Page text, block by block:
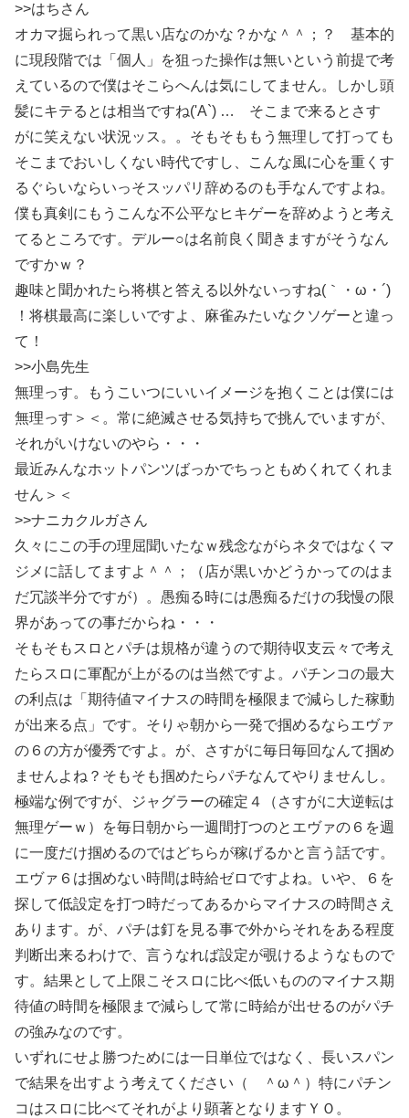
>>はちさん
オカマ掘られって黒い店なのかな？かな＾＾；？ 基本的
に現段階では「個人」を狙った操作は無いという前提で考
えているので僕はそこらへんは気にしてません。しかし頭
髪にキテるとは相当ですね('A`) … そこまで来るとさす
がに笑えない状況ッス。。そもそももう無理して打っても
そこまでおいしくない時代ですし、こんな風に心を重くす
るぐらいならいっそスッパリ辞めるのも手なんですよね。
僕も真剣にもうこんな不公平なヒキゲーを辞めようと考え
てるところです。デルー○は名前良く聞きますがそうなん
ですかｗ？
趣味と聞かれたら将棋と答える以外ないっすね(｀・ω・´)
！将棋最高に楽しいですよ、麻雀みたいなクソゲーと違っ
て！
>>小島先生
無理っす。もうこいつにいいイメージを抱くことは僕には
無理っす＞＜。常に絶滅させる気持ちで挑んでいますが、
それがいけないのやら・・・
最近みんなホットパンツばっかでちっともめくれてくれま
せん＞＜
>>ナニカクルガさん
久々にこの手の理屈聞いたなｗ残念ながらネタではなくマ
ジメに話してますよ＾＾；（店が黒いかどうかってのはま
だ冗談半分ですが）。愚痴る時には愚痴るだけの我慢の限
界があっての事だからね・・・
そもそもスロとパチは規格が違うので期待収支云々で考え
たらスロに軍配が上がるのは当然ですよ。パチンコの最大
の利点は「期待値マイナスの時間を極限まで減らした稼動
が出来る点」です。そりゃ朝から一発で掴めるならエヴァ
の６の方が優秀ですよ。が、さすがに毎日毎回なんて掴め
ませんよね？そもそも掴めたらパチなんてやりませんし。
極端な例ですが、ジャグラーの確定４（さすがに大逆転は
無理ゲーｗ）を毎日朝から一週間打つのとエヴァの６を週
に一度だけ掴めるのではどちらが稼げるかと言う話です。
エヴァ６は掴めない時間は時給ゼロですよね。いや、６を
探して低設定を打つ時だってあるからマイナスの時間さえ
あります。が、パチは釘を見る事で外からそれをある程度
判断出来るわけで、言うなれば設定が覗けるようなもので
す。結果として上限こそスロに比べ低いもののマイナス期
待値の時間を極限まで減らして常に時給が出せるのがパチ
の強みなのです。
いずれにせよ勝つためには一日単位ではなく、長いスパン
で結果を出すよう考えてください（ ＾ω＾）特にパチン
コはスロに比べてそれがより顕著となりますＹＯ。